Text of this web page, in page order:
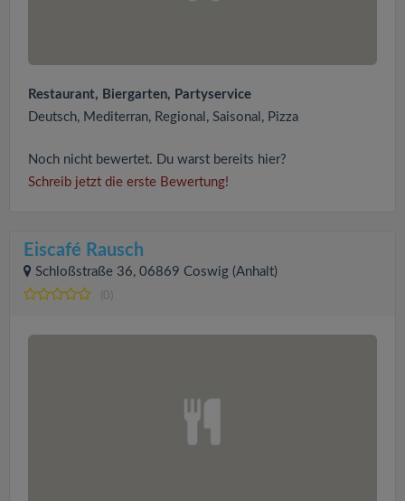
Restaurant, Biergarten, Partyservice
Deutsch, Mediterran, Regional, Saisonal, Pizza
Noch nicht bewertet. Du warst bereits hier?
Schreib jetzt die erste Bewertung!
Eiscafé Rausch
Schloßstraße 36, 06869 Coswig (Anhalt)
(0)